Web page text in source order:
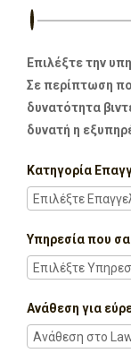
Επιλέξτε την
Σε περίπτωση
δυνατότητα
δυνατή η
Κατηγορία
Υπηρεσία που
Ανάθεση για